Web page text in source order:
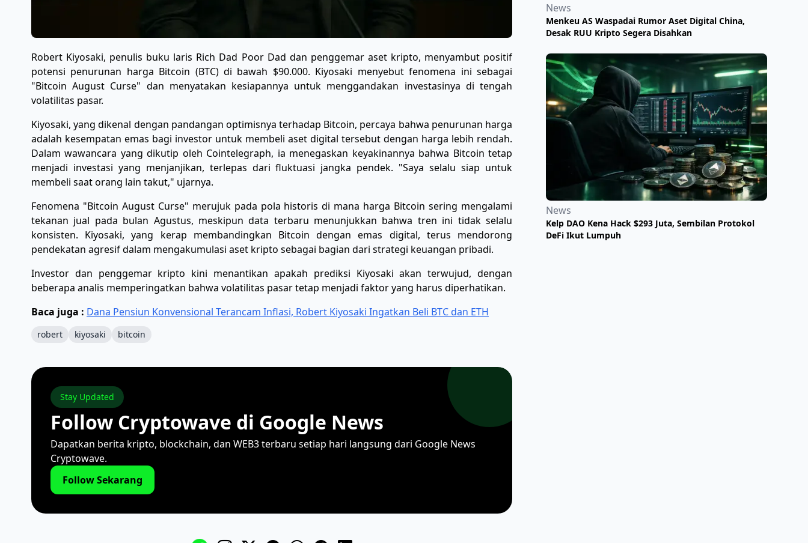
Robert Kiyosaki, penulis buku laris Rich Dad Poor Dad dan penggemar aset kripto, menyambut positif
potensi penurunan harga Bitcoin (BTC) di bawah $90.000. Kiyosaki menyebut fenomena ini sebagai
"Bitcoin August Curse" dan menyatakan kesiapannya untuk menggandakan investasinya di tengah
volatilitas pasar.
Kiyosaki, yang dikenal dengan pandangan optimisnya terhadap Bitcoin, percaya bahwa penurunan harga
adalah kesempatan emas bagi investor untuk membeli aset digital tersebut dengan harga lebih rendah.
Dalam wawancara yang dikutip oleh Cointelegraph, ia menegaskan keyakinannya bahwa Bitcoin tetap
menjadi investasi yang menjanjikan, terlepas dari fluktuasi jangka pendek. "Saya selalu siap untuk
membeli saat orang lain takut," ujarnya.
Fenomena "Bitcoin August Curse" merujuk pada pola historis di mana harga Bitcoin sering mengalami
tekanan jual pada bulan Agustus, meskipun data terbaru menunjukkan bahwa tren ini tidak selalu
konsisten. Kiyosaki, yang kerap membandingkan Bitcoin dengan emas digital, terus mendorong
pendekatan agresif dalam mengakumulasi aset kripto sebagai bagian dari strategi keuangan pribadi.
Investor dan penggemar kripto kini menantikan apakah prediksi Kiyosaki akan terwujud, dengan
beberapa analis memperingatkan bahwa volatilitas pasar tetap menjadi faktor yang harus diperhatikan.
Baca juga : Dana Pensiun Konvensional Terancam Inflasi, Robert Kiyosaki Ingatkan Beli BTC dan ETH
robert kiyosaki bitcoin
Stay Updated
Follow Cryptowave di Google News
Dapatkan berita kripto, blockchain, dan WEB3 terbaru setiap hari langsung dari Google News
Cryptowave.
Follow Sekarang
News
Menkeu AS Waspadai Rumor Aset Digital China,
Desak RUU Kripto Segera Disahkan
News
Kelp DAO Kena Hack $293 Juta, Sembilan Protokol
DeFi Ikut Lumpuh